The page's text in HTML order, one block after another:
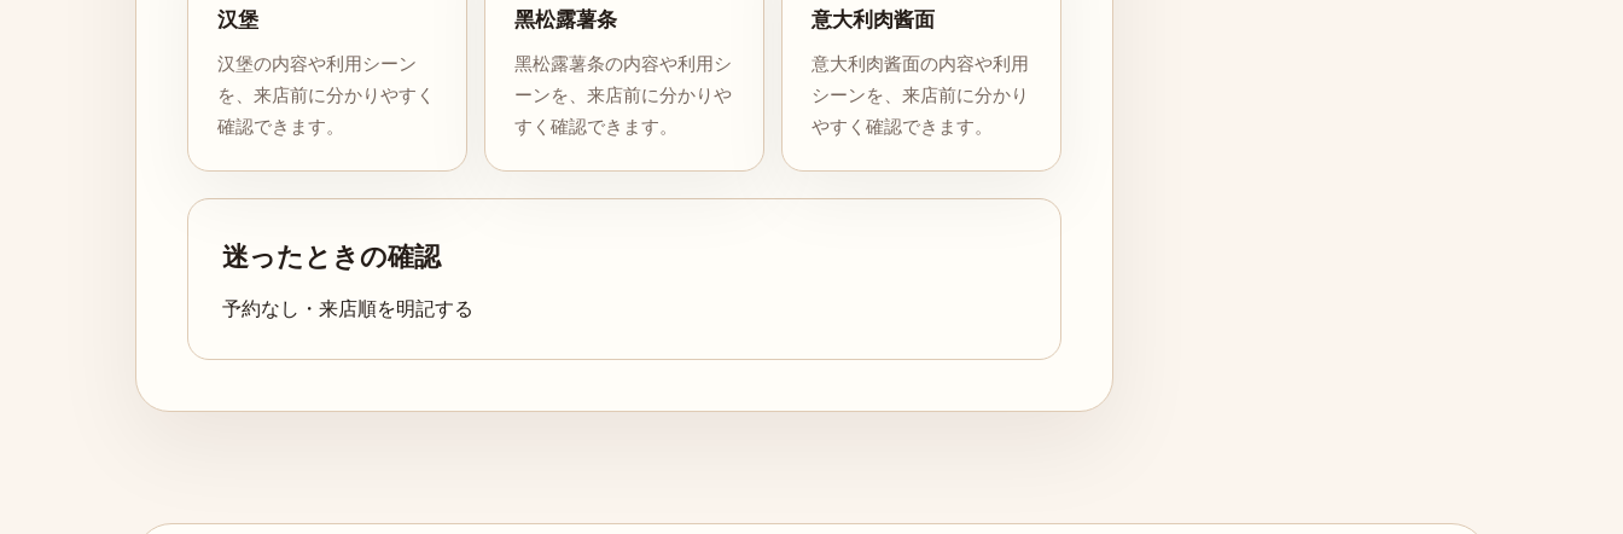
汉堡
汉堡の内容や利用シーン
を、来店前に分かりやすく
確認できます。
黑松露薯条
黑松露薯条の内容や利用シ
ーンを、来店前に分かりや
すく確認できます。
意大利肉酱面
意大利肉酱面の内容や利用
シーンを、来店前に分かり
やすく確認できます。
迷ったときの確認
予約なし・来店順を明記する